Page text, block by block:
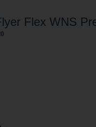
Flex WNS